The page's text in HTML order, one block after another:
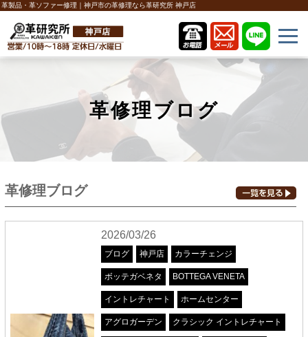
革製品・革ソファー修理｜神戸市の革修理なら革研究所 神戸店
革修理ブログ
革修理ブログ
2026/03/26
ブログ 神戸店 カラーチェンジ
ボッテガベネタ BOTTEGA VENETA
イントレチャート ホームセンター
アグロガーデン クラシック イントレチャート